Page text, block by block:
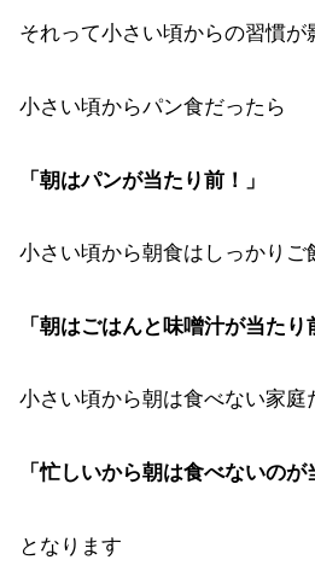
それって小さい頃からの習慣が
小さい頃からパン食だったら
「朝はパンが当たり前！」
小さい頃から朝食はしっかりご
「朝はごはんと味噌汁が当たり
小さい頃から朝は食べない家庭
「忙しいから朝は食べないのが
となります